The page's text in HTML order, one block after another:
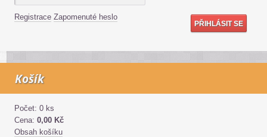
Registrace Zapomenuté heslo
Košík
Počet: 0 ks
Cena: 0,00 Kč
Obsah košíku